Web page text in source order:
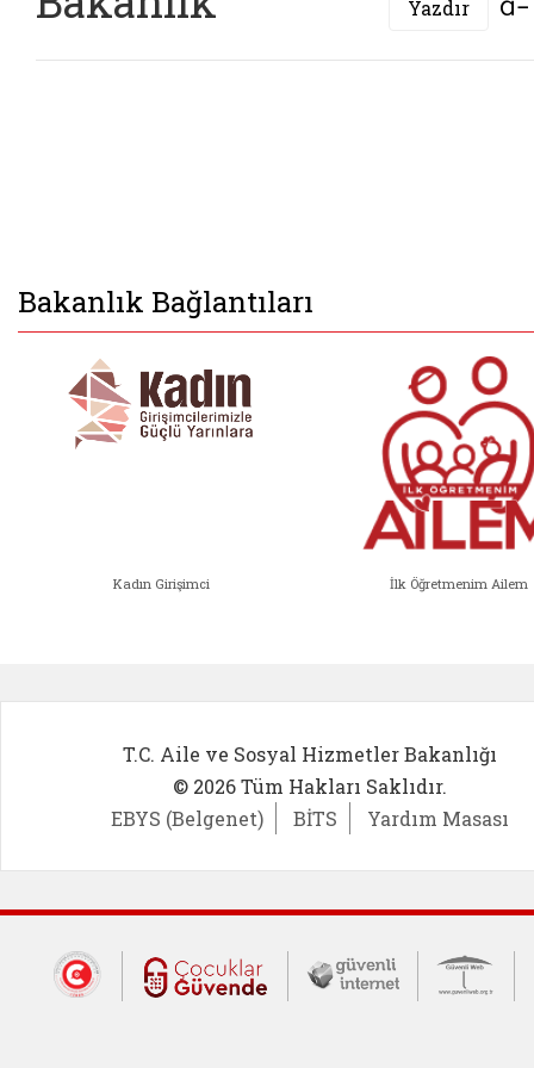
Yazdır
Bakanlık Bağlantıları
Kadın Girişimci İlk Öğretmenim Ailem
T.C. Aile ve Sosyal Hizmetler Bakanlığı
© 2026 Tüm Hakları Saklıdır.
EBYS (Belgenet)
BİTS Yardım Masası
Dış Bağlantılar
Cumhurbaşkanlığı İletişim Merkezi
Çocuklar Güvende (yeni
Güvenli